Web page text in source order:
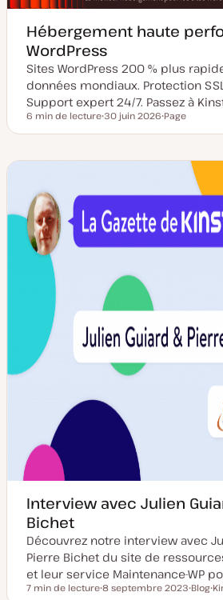
Hébergement haute
WordPress
Sites WordPress 200 % plus
données mondiaux. Protection
Support expert 24/7. Passez à
Temps de lecture
6 min de lecture
a
e
i
s
e
à
o
30 juin 2026
y
e
u
b
l
i
a
Page
Interview avec Julien
Bichet
Découvrez notre interview avec
Pierre Bichet du site de
et leur service Maintenance-WP
Temps de lecture
7 min de lecture 8 septembre 2023 Blog